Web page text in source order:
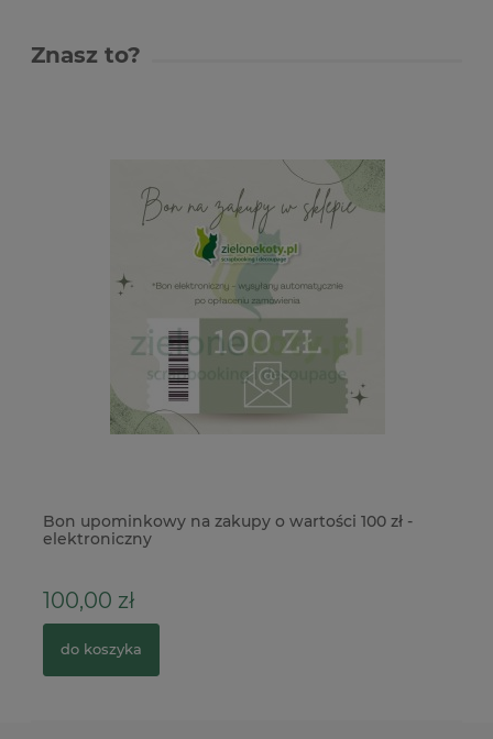
Znasz to?
Bon upominkowy na zakupy o wartości 100 zł -
elektroniczny
100,00 zł
do koszyka